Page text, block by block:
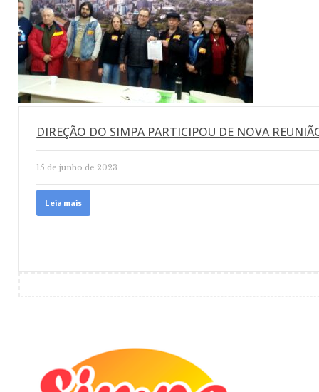
DIREÇÃO DO SIMPA PARTICIPOU DE NOVA
15 de junho de 2023
Leia mais